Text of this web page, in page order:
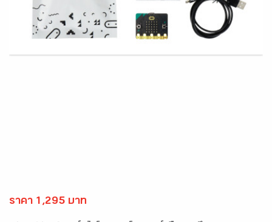
ราคา 1,295 บาท